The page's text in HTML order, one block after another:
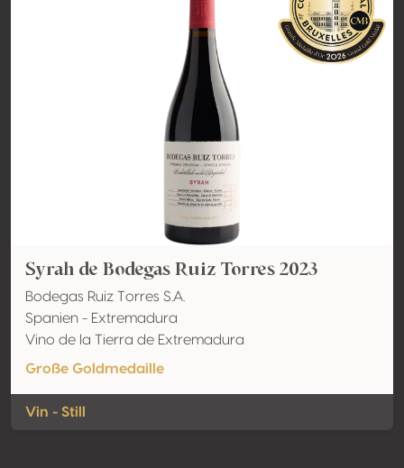
Syrah de Bodegas Ruiz Torres 2023
Bodegas Ruiz Torres S.A.
Spanien - Extremadura
Vino de la Tierra de Extremadura
Große Goldmedaille
Vin - Still